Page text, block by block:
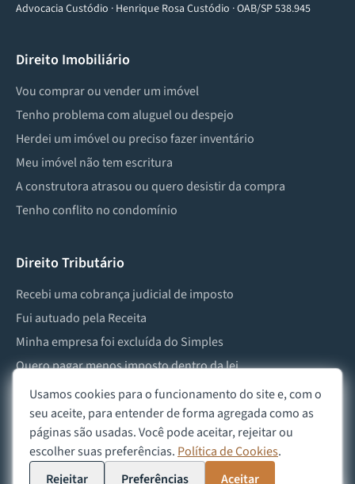
Advocacia Custódio · Henrique Rosa Custódio ·OAB/SP 538.945
Direito Imobiliário
Vou comprar ou vender um imóvel
Tenho problema com aluguel ou despejo
Herdei um imóvel ou preciso fazer inventário
Meu imóvel não tem escritura
A construtora atrasou ou quero desistir da compra
Tenho conflito no condomínio
Direito Tributário
Recebi uma cobrança judicial de imposto
Fui autuado pela Receita
Minha empresa foi excluída do Simples
Quero pagar menos imposto dentro da lei
Preciso lidar com imposto de herança ou doação
2026Advocacia Custódio
Política de Privacidade Política de Cookies Aviso Legal
Usamos cookies para o funcionamento do site e, com o
seu aceite, para entender de forma agregada como as
páginas são usadas. Você pode aceitar, rejeitar ou
escolher suas preferências. Política de Cookies.
Rejeitar
Preferências Aceitar